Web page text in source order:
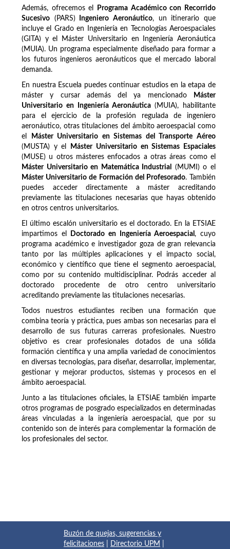
Además, ofrecemos el
Programa Académico con Recorrido
Sucesivo (PARS) Ingeniero Aeronáutico, un itinerario que
incluye el Grado en Ingeniería en Tecnologías Aeroespaciales
(GITA) y el Máster Universitario en Ingeniería Aeronáutica
(MUIA). Un programa especialmente diseñado para formar a
los futuros ingenieros aeronáuticos que el mercado laboral
demanda.
En nuestra Escuela puedes continuar estudios en la etapa de
máster y cursar además del ya mencionado
Máster
Universitario en Ingeniería Aeronáutica(MUIA), habilitante
para el ejercicio de la profesión regulada de ingeniero
aeronáutico, otras titulaciones del ámbito aeroespacial como
el
Máster Universitario en Sistemas del Transporte Aéreo
(MUSTA) y el
Máster Universitario en Sistemas Espaciales
(MUSE) u otros másteres enfocados a otras áreas como el
Máster Universitario en Matemática Industrial
(MUMI) o el
Máster Universitario de Formación del Profesorado. También
puedes acceder directamente a máster acreditando
previamente las titulaciones necesarias que hayas obtenido
en otros centros universitarios.
El último escalón universitario es el doctorado. En la ETSIAE
impartimos el
Doctorado en Ingeniería Aeroespacial, cuyo
programa académico e investigador goza de gran relevancia
tanto por las múltiples aplicaciones y el impacto social,
económico y científico que tiene el segmento aeroespacial,
como por su contenido multidisciplinar. Podrás acceder al
doctorado procedente de otro centro universitario
acreditando previamente las titulaciones necesarias.
Todos nuestros estudiantes reciben una formación que
combina teoría y práctica, pues ambas son necesarias para el
desarrollo de sus futuras carreras profesionales. Nuestro
objetivo es crear profesionales dotados de una sólida
formación científica y una amplia variedad de conocimientos
en diversas tecnologías, para diseñar, desarrollar, implementar,
gestionar y mejorar productos, sistemas y procesos en el
ámbito aeroespacial.
Junto a las titulaciones oficiales, la ETSIAE también imparte
otros programas de posgrado especializados en determinadas
áreas vinculadas a la ingeniería aeroespacial, que por su
contenido son de interés para complementar la formación de
los profesionales del sector.
Buzón de quejas, sugerencias y
felicitaciones
Directorio UPM